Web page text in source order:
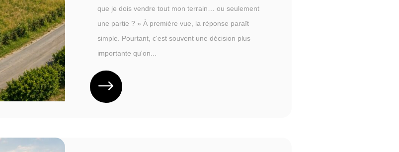
que je dois vendre tout mon terrain… ou seulement
une partie ? » À première vue, la réponse paraît
simple. Pourtant, c'est souvent une décision plus
importante qu'on...